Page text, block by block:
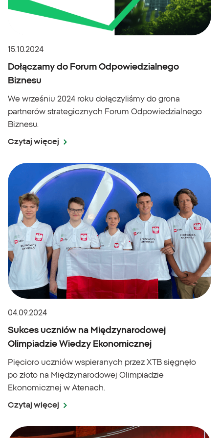
15.10.2024
Dołączamy do Forum Odpowiedzialnego
Biznesu
We wrześniu 2024 roku dołączyliśmy do grona
partnerów strategicznych Forum Odpowiedzialnego
Biznesu.
Czytaj więcej
04.09.2024
Sukces uczniów na Międzynarodowej
Olimpiadzie Wiedzy Ekonomicznej
Pięcioro uczniów wspieranych przez XTB sięgnęło
po złoto na Międzynarodowej Olimpiadzie
Ekonomicznej w Atenach.
Czytaj więcej